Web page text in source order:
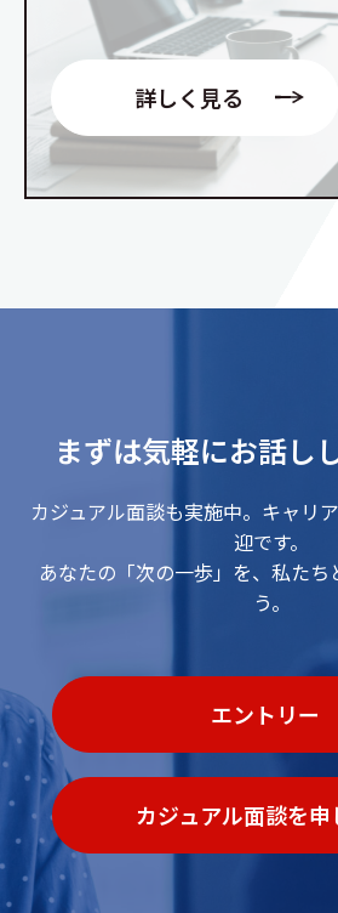
詳しく見る
まずは気軽にお話し
カジュアル面談も実施中。キャリ
迎です。
あなたの「次の一歩」を、私たち
う。
エントリー
カジュアル面談を申